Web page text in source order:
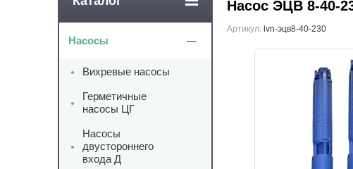
Насос ЭЦВ 8-40-
Артикул: lvn-эцв8-40-230
Насосы
Вихревые насосы
Герметичные
насосы ЦГ
Насосы
двустороннего
входа Д